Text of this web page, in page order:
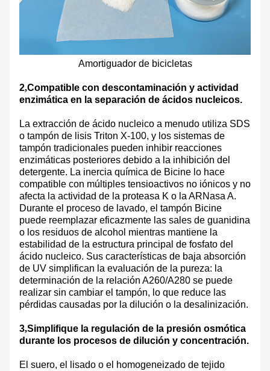
Amortiguador de bicicletas
2,Compatible con descontaminación y actividad
enzimática en la separación de ácidos nucleicos.
La extracción de ácido nucleico a menudo utiliza SDS
o tampón de lisis Triton X-100, y los sistemas de
tampón tradicionales pueden inhibir reacciones
enzimáticas posteriores debido a la inhibición del
detergente. La inercia química de Bicine lo hace
compatible con múltiples tensioactivos no iónicos y no
afecta la actividad de la proteasa K o la ARNasa A.
Durante el proceso de lavado, el tampón Bicine
puede reemplazar eficazmente las sales de guanidina
o los residuos de alcohol mientras mantiene la
estabilidad de la estructura principal de fosfato del
ácido nucleico. Sus características de baja absorción
de UV simplifican la evaluación de la pureza: la
determinación de la relación A260/A280 se puede
realizar sin cambiar el tampón, lo que reduce las
pérdidas causadas por la dilución o la desalinización.
3,Simplifique la regulación de la presión osmótica
durante los procesos de dilución y concentración.
El suero, el lisado o el homogeneizado de tejido